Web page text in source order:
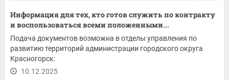
Информация для тех, кто готов служить по контракту
и воспользоваться всеми положенными...
Подача документов возможна в отделы управления по
развитию территорий администрации городского округа
Красногорск:
10.12.2025